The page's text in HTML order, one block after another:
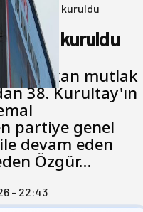
Teşkilatı kuruldu
kuruldu
çıkan mutlak
38. Kurultay'ın
partiye genel
devam eden
Özgür…
- 22:43